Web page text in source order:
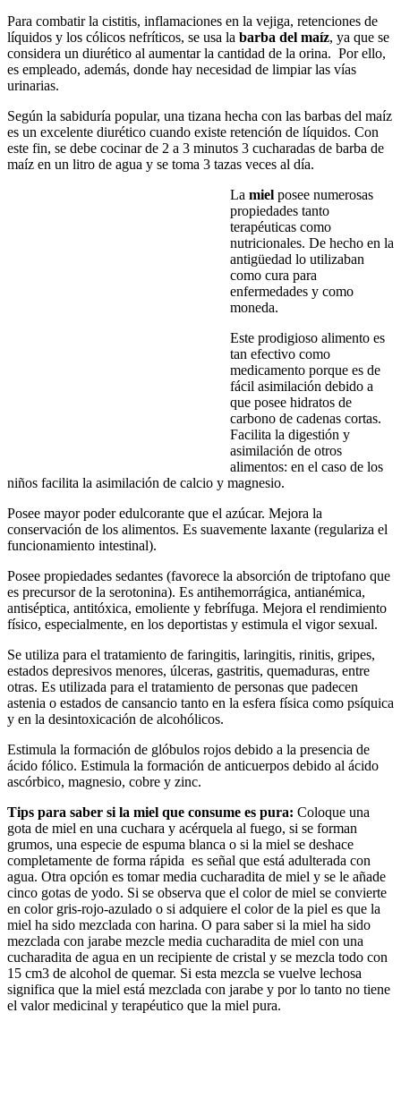
Para combatir la cistitis, inflamaciones en la vejiga, retenciones de
líquidos y los cólicos nefríticos, se usa la barba del maíz, ya que se
considera un diurético al aumentar la cantidad de la orina. Por ello,
es empleado, además, donde hay necesidad de limpiar las vías
urinarias.
Según la sabiduría popular, una tizana hecha con las barbas del maíz
es un excelente diurético cuando existe retención de líquidos. Con
este fin, se debe cocinar de 2 a 3 minutos 3 cucharadas de barba de
maíz en un litro de agua y se toma 3 tazas veces al día.
La miel posee numerosas
propiedades tanto
terapéuticas como
nutricionales. De hecho en la
antigüedad lo utilizaban
como cura para
enfermedades y como
moneda.
Este prodigioso alimento es
tan efectivo como
medicamento porque es de
fácil asimilación debido a
que posee hidratos de
carbono de cadenas cortas.
Facilita la digestión y
asimilación de otros
alimentos: en el caso de los
niños facilita la asimilación de calcio y magnesio.
Posee mayor poder edulcorante que el azúcar. Mejora la
conservación de los alimentos. Es suavemente laxante (regulariza el
funcionamiento intestinal).
Posee propiedades sedantes (favorece la absorción de triptofano que
es precursor de la serotonina). Es antihemorrágica, antianémica,
antiséptica, antitóxica, emoliente y febrífuga. Mejora el rendimiento
físico, especialmente, en los deportistas y estimula el vigor sexual.
Se utiliza para el tratamiento de faringitis, laringitis, rinitis, gripes,
estados depresivos menores, úlceras, gastritis, quemaduras, entre
otras. Es utilizada para el tratamiento de personas que padecen
astenia o estados de cansancio tanto en la esfera física como psíquica
y en la desintoxicación de alcohólicos.
Estimula la formación de glóbulos rojos debido a la presencia de
ácido fólico. Estimula la formación de anticuerpos debido al ácido
ascórbico, magnesio, cobre y zinc.
Tips para saber si la miel que consume es pura: Coloque una
gota de miel en una cuchara y acérquela al fuego, si se forman
grumos, una especie de espuma blanca o si la miel se deshace
completamente de forma rápida es señal que está adulterada con
agua. Otra opción es tomar media cucharadita de miel y se le añade
cinco gotas de yodo. Si se observa que el color de miel se convierte
en color gris-rojo-azulado o si adquiere el color de la piel es que la
miel ha sido mezclada con harina. O para saber si la miel ha sido
mezclada con jarabe mezcle media cucharadita de miel con una
cucharadita de agua en un recipiente de cristal y se mezcla todo con
15 cm3 de alcohol de quemar. Si esta mezcla se vuelve lechosa
significa que la miel está mezclada con jarabe y por lo tanto no tiene
el valor medicinal y terapéutico que la miel pura.